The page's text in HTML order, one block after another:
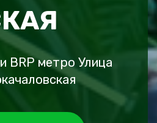
BRP метро Улица